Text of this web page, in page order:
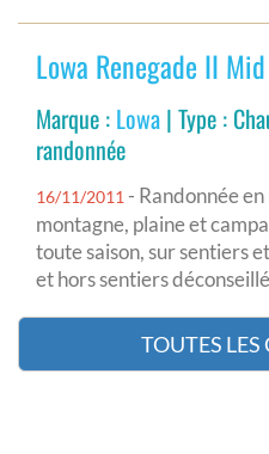
Lowa Renegade II
Marque : Lowa | Type :
randonnée
16/11/2011 - Randonnée
montagne, plaine et
toute saison, sur sentiers
et hors sentiers
TOUTES LES